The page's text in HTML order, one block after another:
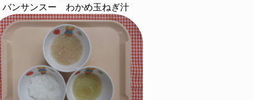
バンサンスー わかめ玉ねぎ汁